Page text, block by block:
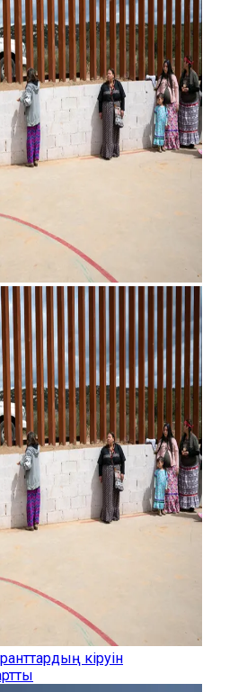
кіруін